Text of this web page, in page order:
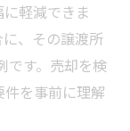
軽減できま
、その譲渡所
です。売却を検
を事前に理解